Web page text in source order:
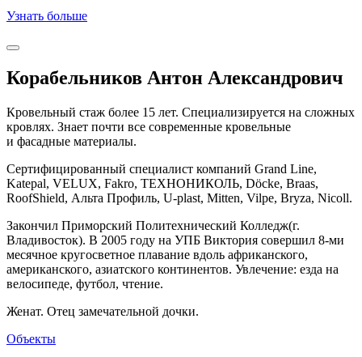
Узнать больше
Корабельников Антон Александрович
Кровельный стаж более 15 лет. Специализируется на сложных
кровлях. Знает почти все современные кровельные
и фасадные материалы.
Сертифицированный специалист компаний Grand Line,
Katepal, VELUX, Fakro, ТЕХНОНИКОЛЬ, Döcke, Braas,
RoofShield, Альта Профиль, U-plast, Mitten, Vilpe, Bryza, Nicoll.
Закончил Приморский Политехнический Колледж(г.
Владивосток). В 2005 году на УПБ Виктория совершил 8-ми
месячное кругосветное плавание вдоль африканского,
американского, азиатского континентов. Увлечение: езда на
велосипеде, футбол, чтение.
Женат. Отец замечательной дочки.
Объекты